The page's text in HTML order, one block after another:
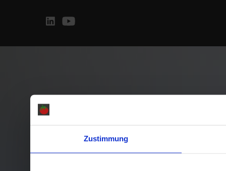
Zustimmung